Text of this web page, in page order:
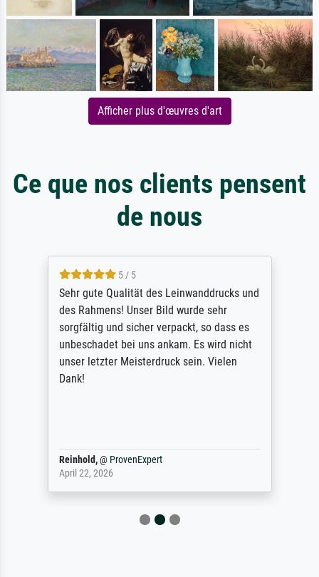
Afficher plus d'œuvres d'art
Ce que nos clients pensent
de nous
5 / 5
Sehr gute Qualität des Leinwanddrucks und
des Rahmens! Unser Bild wurde sehr
sorgfältig und sicher verpackt, so dass es
unbeschadet bei uns ankam. Es wird nicht
unser letzter Meisterdruck sein. Vielen
Dank!
Reinhold,@ ProvenExpert
April 22, 2026